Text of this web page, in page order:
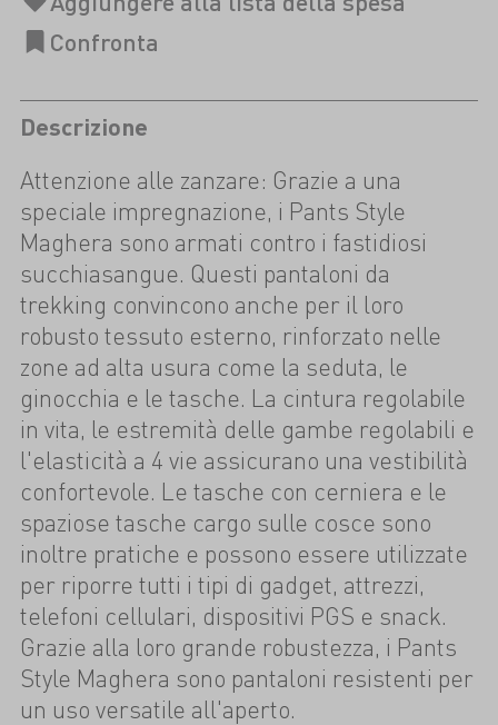
Descrizione
Attenzione alle zanzare: Grazie a una
speciale impregnazione, i Pants Style
Maghera sono armati contro i fastidiosi
succhiasangue. Questi pantaloni da
trekking convincono anche per il loro
robusto tessuto esterno, rinforzato nelle
zone ad alta usura come la seduta, le
ginocchia e le tasche. La cintura regolabile
in vita, le estremità delle gambe regolabili e
l'elasticità a 4 vie assicurano una vestibilità
confortevole. Le tasche con cerniera e le
spaziose tasche cargo sulle cosce sono
inoltre pratiche e possono essere utilizzate
per riporre tutti i tipi di gadget, attrezzi,
telefoni cellulari, dispositivi PGS e snack.
Grazie alla loro grande robustezza, i Pants
Style Maghera sono pantaloni resistenti per
un uso versatile all'aperto.